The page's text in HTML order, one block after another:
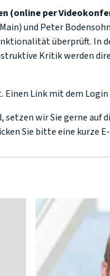
(online per
und Peter
überprüft. In
Kritik werden
Link mit dem
wir Sie gerne auf
Sie bitte eine kurze